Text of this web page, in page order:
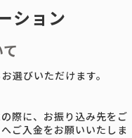
ション
選びいただけます。
際に、お振り込み先をご
ご入金をお願いいたしま